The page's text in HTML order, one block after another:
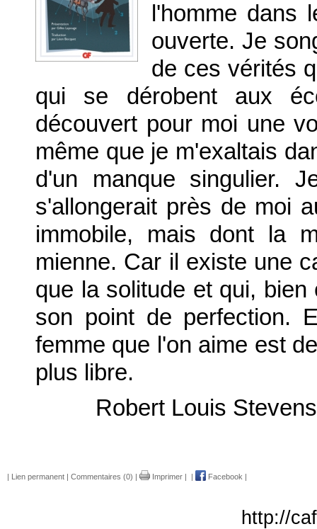
l'homme dans
ouverte. Je
de ces vérités
qui se dérobent aux
découvert pour moi une
même que je m'exaltais
d'un manque singulier.
s'allongerait près de moi
immobile, mais dont la
mienne. Car il existe une
que la solitude et qui,
son point de perfection.
femme que l'on aime est
plus libre.
Robert Louis
| Lien permanent | Commentaires (0) | Imprimer | | Facebook |
http://